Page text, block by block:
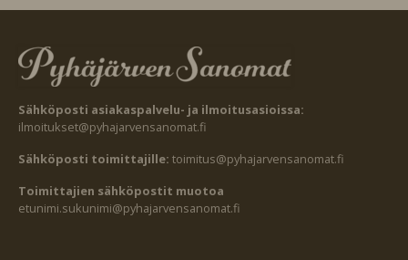
Sähköposti asiakaspalvelu- ja ilmoitusasioissa:
ilmoitukset@pyhajarvensanomat.fi
Sähköposti toimittajille: toimitus@pyhajarvensanomat.fi
Toimittajien sähköpostit muotoa
etunimi.sukunimi@pyhajarvensanomat.fi